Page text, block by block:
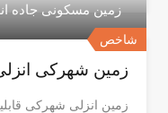
شاخص
زمین مسکونی جاده
زمین شهرکی
زمین انزلی شهرکی